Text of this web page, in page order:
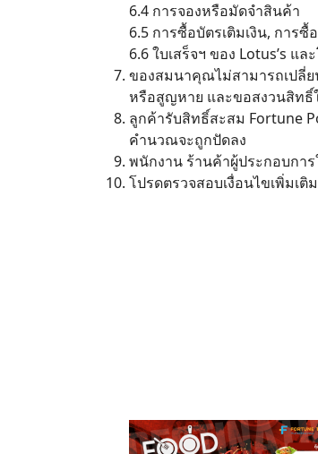
6.4 การจองหรือมัดจำสินค้า
6.5 การซื้อบัตรเติมเงิน, การ
6.6 ใบเสร็จฯ ของ Lotus’s แ
ของสมนาคุณไม่สามารถเปลี่
หรือสูญหาย และขอสงวนสิทธิ์
ลูกค้ารับสิทธิ์สะสม Fortune
คำนวณจะถูกปัดลง
พนักงาน ร้านค้าผู้ประกอบกา
โปรดตรวจสอบเงื่อนไขเพิ่มเ